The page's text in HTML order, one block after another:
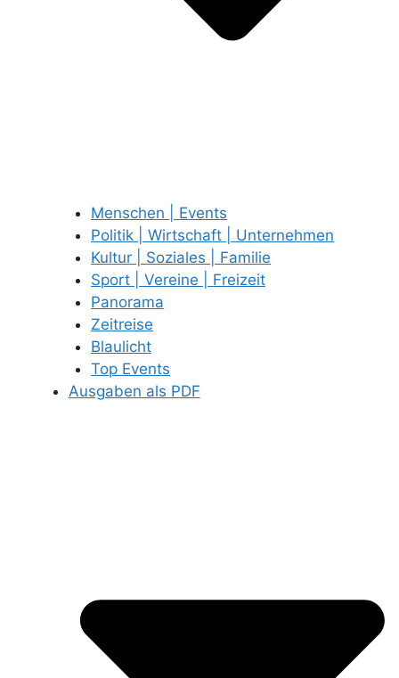
Menschen | Events
Politik | Wirtschaft | Unternehmen
Kultur | Soziales | Familie
Sport | Vereine | Freizeit
Panorama
Zeitreise
Blaulicht
Top Events
Ausgaben als PDF